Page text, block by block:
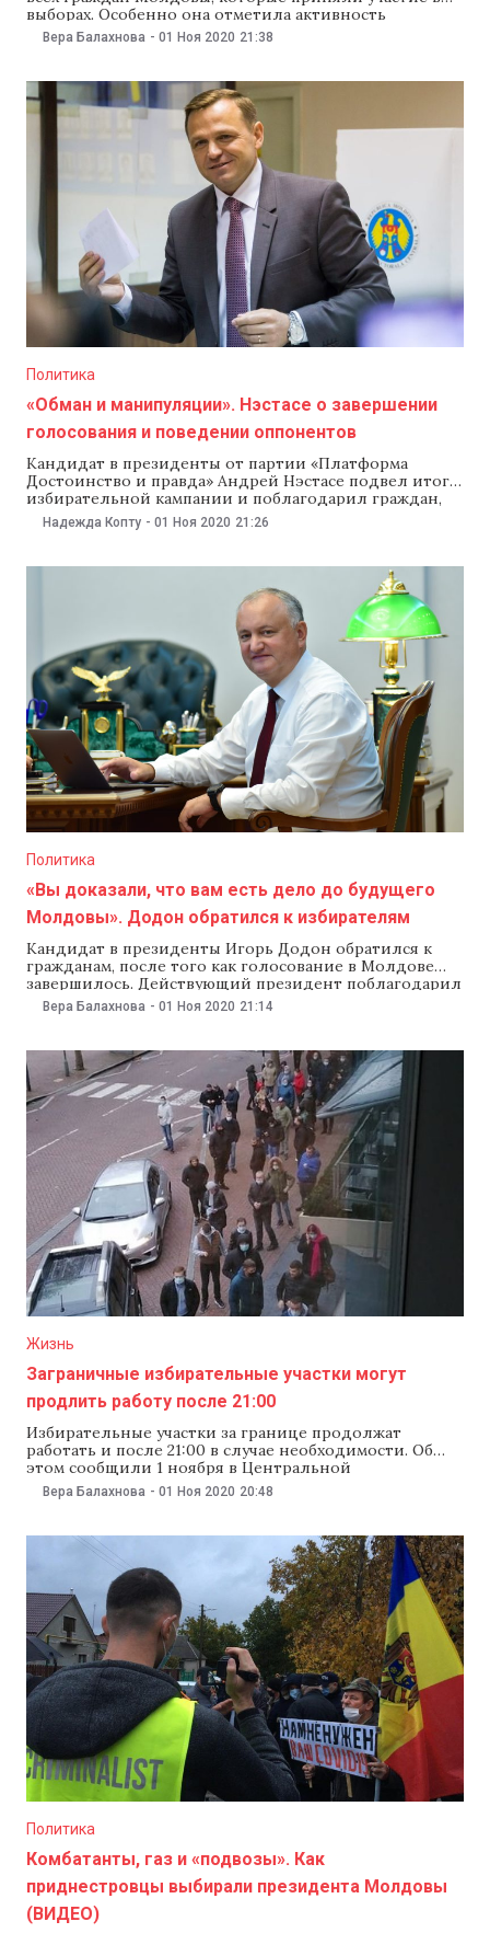
выборах. Особенно она отметила активность
диаспоры. «Это экстраординарная мобилизация.
Спасибо вам», — добавила она. Также Санду рассказала
партии «Действие и солидарность» (PAS). По ее
словам, наблюдатели собрали множество
свидетельств подкупа, подвоза и
Вера Балахнова - 01 Ноя 2020 21:38
Политика
«Обман и манипуляции». Нэстасе о завершении
голосования и поведении оппонентов
Кандидат в президенты от партии «Платформа
Достоинство и правда» Андрей Нэстасе подвел итоги
избирательной кампании и поблагодарил граждан,
которые проголосовали за него. Он призвал
сторонников платформы DA «защищать голоса
в подготовке выборов и тех, кто проголосовал за
него. Он отметил, что провел кампанию «по-
Надежда Копту - 01 Ноя 2020 21:26
Политика
«Вы доказали, что вам есть дело до будущего
Молдовы». Додон обратился к избирателям
Кандидат в президенты Игорь Додон обратился к
гражданам, после того как голосование в Молдове
завершилось. Действующий президент поблагодарил
избирателей за активность, а сотрудников
госструктур — за организацию честных и
гражданам «как президент». «Благодарю всех, кто
сегодня проголосовал, неважно за кого. Спасибо вам
за активность. Вы
Вера Балахнова - 01 Ноя 2020 21:14
Жизнь
Заграничные избирательные участки могут
продлить работу после 21:00
Избирательные участки за границе продолжат
работать и после 21:00 в случае необходимости. Об
этом сообщили 1 ноября в Центральной
избирательной комиссии, отметив, что работу
участков можно продлить максимум на два часа.
избирательное бюро участка по просьбе голосующих
граждан. «Избирательные бюро могут продлить
работу максимум
Вера Балахнова - 01 Ноя 2020 20:48
Политика
Комбатанты, газ и «подвозы». Как
приднестровцы выбирали президента Молдовы
(ВИДЕО)